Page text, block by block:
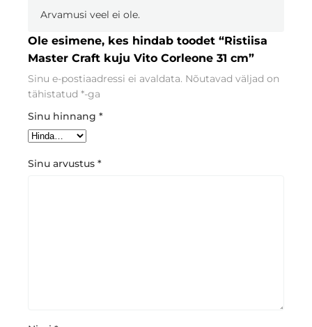
Arvamusi veel ei ole.
Ole esimene, kes hindab toodet “Ristiisa
Master Craft kuju Vito Corleone 31 cm”
Sinu e-postiaadressi ei avaldata. Nõutavad väljad on
tähistatud *-ga
Sinu hinnang *
Sinu arvustus *